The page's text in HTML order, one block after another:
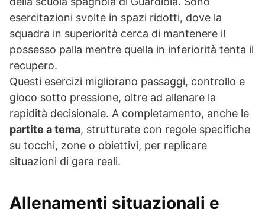
esercitazioni svolte in spazi ridotti, dove la
squadra in superiorità cerca di mantenere il
possesso palla mentre quella in inferiorità tenta il
recupero.
Questi esercizi migliorano passaggi, controllo e
gioco sotto pressione, oltre ad allenare la
rapidità decisionale. A completamento, anche le
partite a tema, strutturate con regole specifiche
su tocchi, zone o obiettivi, per replicare
situazioni di gara reali.
Allenamenti situazionali e